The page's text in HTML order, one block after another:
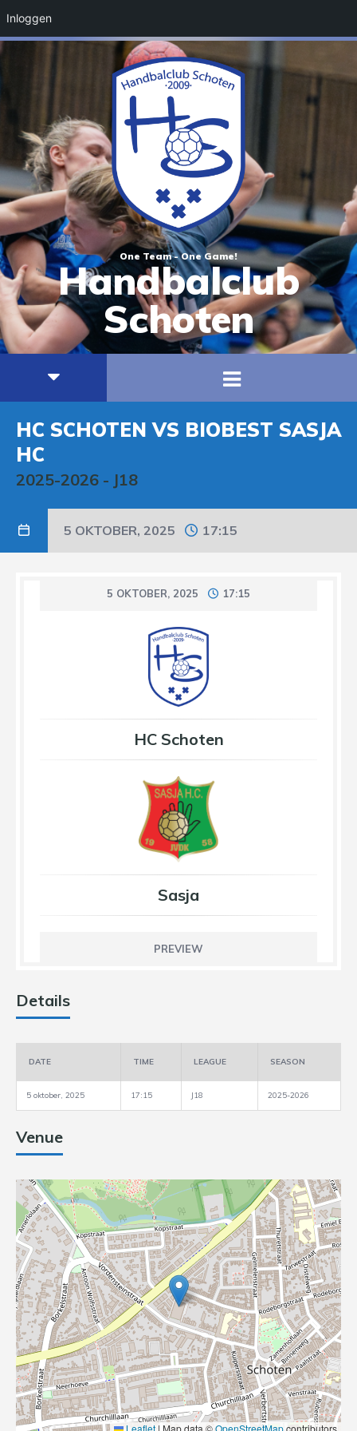
One Team - One Game!
Handbalclub
Schoten
HC SCHOTEN VS BIOBEST SASJA
HC
2025-2026 - J18
5 OKTOBER, 2025 17:15
5 OKTOBER, 2025 17:15
HC Schoten
Sasja
PREVIEW
Details
DATE TIME LEAGUE SEASON
5 oktober, 2025 17:15 J18 2025-2026
Venue
Leaflet | Map data ©OpenStreetMapcontributors
Inloggen